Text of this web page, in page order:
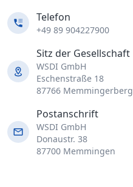
Telefon
+49 89 904227900
Sitz der Gesellschaft
WSDI GmbH
Eschenstraße 18
87766 Memmingerberg
Postanschrift
WSDI GmbH
Donaustr. 38
87700 Memmingen